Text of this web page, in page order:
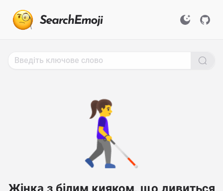
👩‍🦯‍➡️